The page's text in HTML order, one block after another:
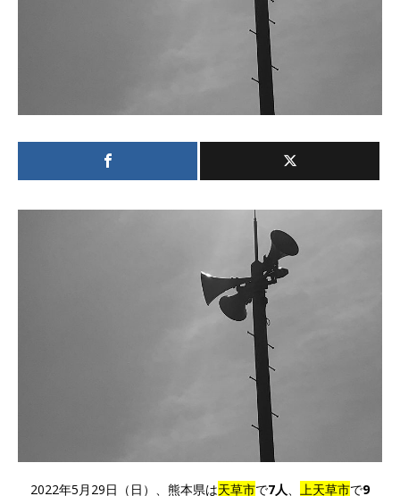
2022年5月29日（日）、熊本県は天草市で7人 上天草市で9